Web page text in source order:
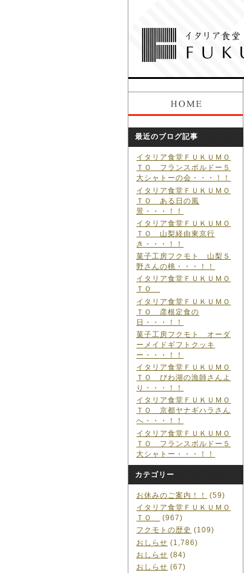
最近のブログ記事
イタリア食堂ＦＵＫＵＭＯ
ＴＯ フランスボルドー５
大シャトーの会・・・！！
イタリア食堂ＦＵＫＵＭＯ
ＴＯ ある日の風
景・・・！！
イタリア食堂ＦＵＫＵＭＯ
ＴＯ 山梨経由東京行
き・・・！！
菓子工房フクモト 山梨Ｓ
野さんの桃・・・！！
イタリア食堂ＦＵＫＵＭＯ
ＴＯ
イタリア食堂ＦＵＫＵＭＯ
ＴＯ 彦根定食の
日・・・！！
菓子工房フクモト オーダ
ーメイドギフトクッキ
ー・・・！！
イタリア食堂ＦＵＫＵＭＯ
ＴＯ びわ湖の漁師さんよ
り・・・！！
イタリア食堂ＦＵＫＵＭＯ
ＴＯ 京都ヤナギハラさん
へ・・・！！
イタリア食堂ＦＵＫＵＭＯ
ＴＯ フランスボルドー５
大シャトー・・・！！
カテゴリー
お休みのご案内！！
(59)
イタリア食堂ＦＵＫＵＭＯ
ＴＯ
(967)
フクモトの歴史 (109)
おしらせ (1,786)
おしらせ (84)
おしらせ (67)